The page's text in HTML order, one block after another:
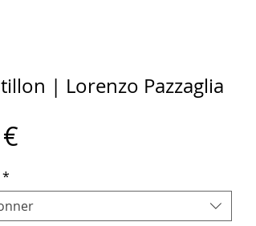
| Lorenzo Pazzaglia
*